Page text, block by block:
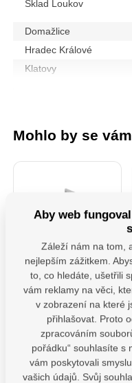
Sklad Loukov
Domažlice
Hradec Králové
Klatovy
Mohlo by se
PSS 80 ( 80x250x4)
Patka sloupku typu
"U" široká
Patka sloupu PSS je
určena pro montáž
dřevěných prvků k
betonu. Zajišťuje
odpovídající vzdálenost
dřeva od podkladu a její
konstrukce umožňuje
přenášet vysoké
Skladem 11 ks
143,93 Kč
Aby web
Záleží nám na tom,
nejlepším zážitkem.
to, co hledáte, ušetřili
vám reklamy na věci,
v zobrazení na které
přihlašovat. Proto
zpracováním
pořádku“ souhlasíte s
vám poskytovali
vašich údajů. Svůj